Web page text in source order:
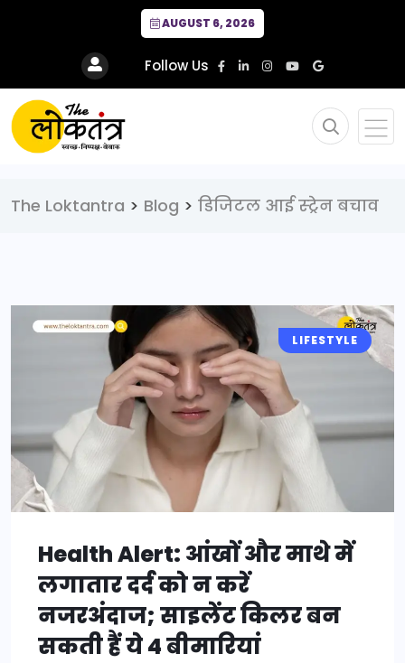
AUGUST 6, 2026
Follow Us
The Loktantra > Blog > डिजिटल आई स्ट्रेन बचाव
LIFESTYLE
Health Alert: आंखों और माथे में
लगातार दर्द को न करें
नजरअंदाज; साइलेंट किलर बन
सकती हैं ये 4 बीमारियां